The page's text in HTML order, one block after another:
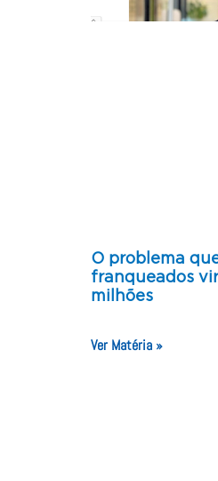
O problema
franqueados
milhões
Ver Matéria »